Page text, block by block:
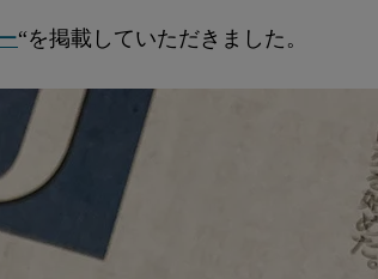
“を掲載していただきました。